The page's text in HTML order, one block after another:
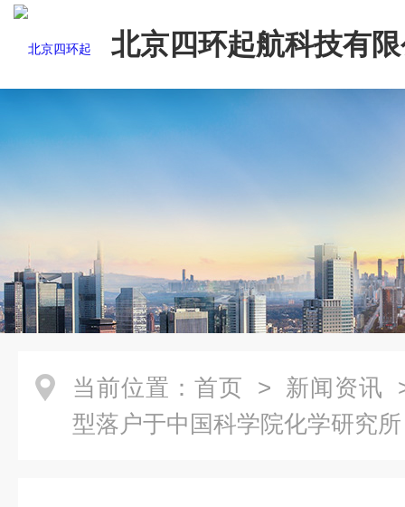
北京四环起航科技有
当前位置： 首页 > 新闻资讯
型落户于中国科学院化学研究所